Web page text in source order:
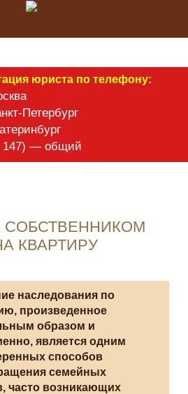
юриста по телефону:
Петербург
147) — общий
КВАРТИРУ
наследования по
произведенное
образом и
является одним
способов
семейных
часто возникающих